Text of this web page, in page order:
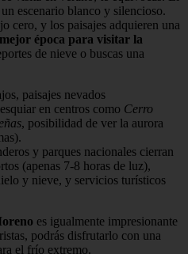
escenario blanco y silencioso.
cero, y los paisajes adquieren una
mejor época para visitar la
de nieve o buscas una
paisajes nevados
en centros como Cerro
, posibilidad de ver la aurora
y parques nacionales cierran
(apenas 7-8 horas de luz),
y nieve, y servicios turísticos
es igualmente impresionante
podrás disfrutarlo con una
el frío extremo.